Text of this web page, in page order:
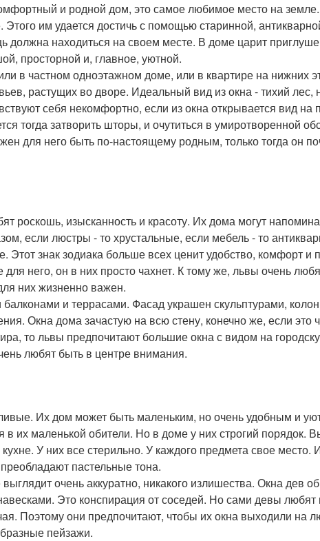
и родной дом, это самое любимое место на
им удается достичь с помощью старинной,
должна находиться на своем месте. В доме царит
просторной и, главное, уютной.
в частном одноэтажном доме, или в квартире на нижних
растущих во дворе. Идеальный вид из окна - тихий лес,
себя некомфортно, если из окна открывается вид
тогда затворить шторы, и очутиться в умиротворенной
для него быть по-настоящему родным, только тогда он
роскошь, изысканность и красоту. Их дома могут
если люстры - то хрустальные, если мебель - то
Этот знак зодиака больше всех ценит удобство, комфорт и
для него, он в них просто чахнет. К тому же, львы очень
них жизненно важен.
и террасами. Фасад украшен скульптурами,
Окна дома зачастую на всю стену, конечно же, если это
то львы предпочитают большие окна с видом на
любят быть в центре внимания.
Их дом может быть маленьким, но очень удобным и
в их маленькой обители. Но в доме у них строгий порядок.
У них все стерильно. У каждого предмета свое место.
пастельные тона.
очень аккуратно, никакого излишества. Окна дев
Это конспирация от соседей. Но сами девы любят
Поэтому они предпочитают, чтобы их окна выходили на
пейзажи.